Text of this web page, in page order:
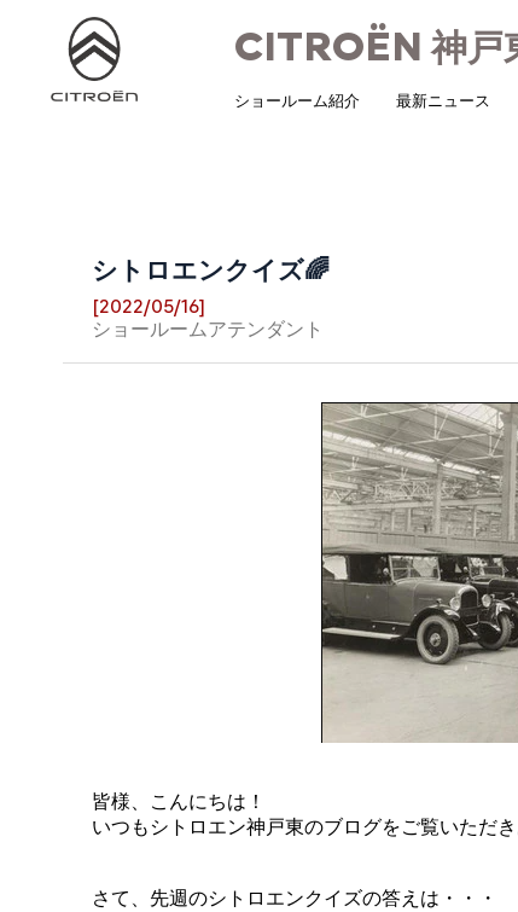
CITROËN神戸
ショールーム紹介 最新ニュース
シトロエンクイズ🌈
[2022/05/16]
ショールームアテンダント
皆様、こんにちは！
いつもシトロエン神戸東のブログをご覧いただ
さて、先週のシトロエンクイズの答えは・・・